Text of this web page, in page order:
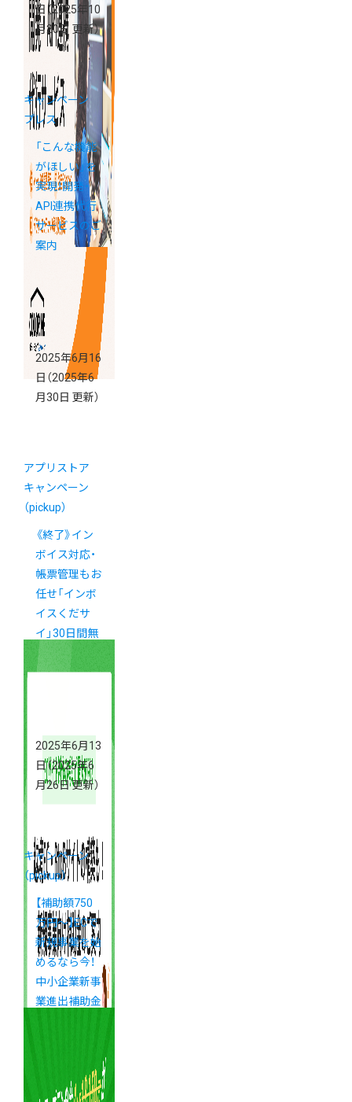
日 （2025年10
月20日 更新）
キャンペーン
プレス
「こんな機能
がほしい」を
実現！開発・
API連携代行
サービスのご
案内
2025年6月16
日 （2025年6
月30日 更新）
アプリストア
キャンペーン
（pickup）
《終了》イン
ボイス対応・
帳票管理もお
任せ「インボ
イスくだサ
イ」30日間無
料キャンペー
ン
2025年6月13
日（2025年6
月26日 更新）
キャンペーン
（pickup）
【補助額750
万円〜】ECで
新規事業を始
めるなら今！
中小企業新事
業進出補助金